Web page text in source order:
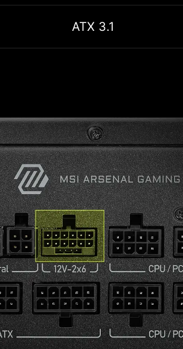
ATX 3.1
significative
représente une
et assure une
optimales à